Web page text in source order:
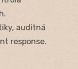
auditná
response.